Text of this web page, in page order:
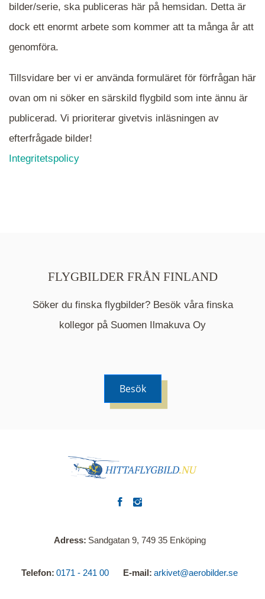
närmare det område Du söker och klicka på
mappen.
Mappen är en medelpunkt över fotat område och
kommer nu visa de fastigheter som finns just här.
bilder/serie, ska publiceras här på hemsidan. Detta är
dock ett enormt arbete som kommer att ta många år att
genomföra.
Tillsvidare ber vi er använda formuläret för förfrågan här
ovan om ni söker en särskild flygbild som inte ännu är
publicerad. Vi prioriterar givetvis inläsningen av
efterfrågade bilder!
Integritetspolicy
FLYGBILDER FRÅN FINLAND
Söker du finska flygbilder? Besök våra finska
kollegor på Suomen Ilmakuva Oy
Besök
Adress Sandgatan 9, 749 35 Enköping
Telefon 0171 - 241 00 E-mail arkivet@aerobilder.se